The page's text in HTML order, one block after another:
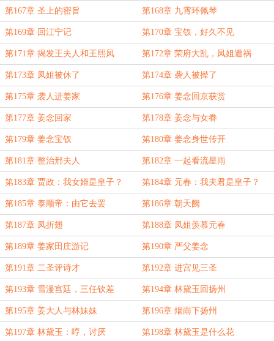
第167章 圣上的密旨 第168章 九霄环佩琴
第169章 回江宁记 第170章 宝钗，好久不见
第171章 揭发王夫人和王熙凤 第172章 荣府大乱，凤姐遭祸
第173章 凤姐被休了 第174章 袭人被撵了
第175章 袭人进姜家 第176章 姜念回京获赏
第177章 姜念回家 第178章 姜念与女眷
第179章 姜念宝钗 第180章 姜念身世传开
第181章 整治邢夫人 第182章 一起看流星雨
第183章 贾政：我女婿是皇子？ 第184章 元春：我夫君是皇子？
第185章 泰顺帝：由它去罢 第186章 朝天阙
第187章 凤折翅 第188章 凤姐羡慕元春
第189章 姜家田庄游记 第190章 严父姜念
第191章 二圣评诗才 第192章 进宫见三圣
第193章 雪漫宫廷，三任钦差 第194章 林黛玉回扬州
第195章 姜大人与林妹妹 第196章 烟雨下扬州
第197章 林黛玉：哼，讨厌 第198章 林黛玉是什么花